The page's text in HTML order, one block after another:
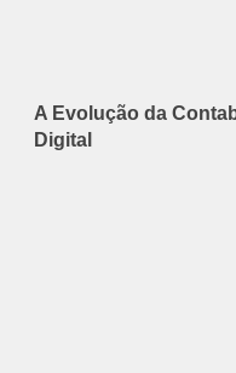
A Evolução da
Digital